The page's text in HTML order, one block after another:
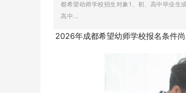
都希望幼师学校招生对象1、初、高中毕业生
高中...
2026年成都希望幼师学校报名条件